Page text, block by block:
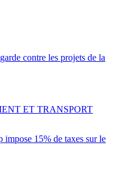
contre les projets de la
impose 15% de taxes sur le
ET TRANSPORT